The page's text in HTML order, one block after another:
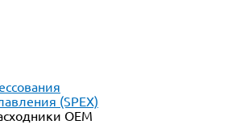
(SPEX)
ОЕМ